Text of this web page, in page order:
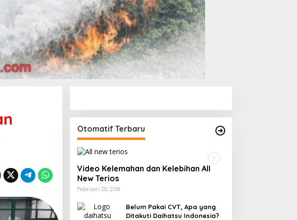
Otomatif Terbaru
Video Kelemahan dan Kelebihan All
New Terios
Februari 20, 2018
Belum Pakai CVT, Apa yang
Ditakuti Daihatsu Indonesia?